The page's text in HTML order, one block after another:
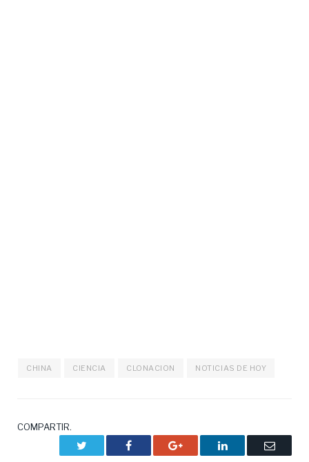
CHINA CIENCIA CLONACION NOTICIAS DE HOY
COMPARTIR.
Facebook Google+ LinkedIn
Correo